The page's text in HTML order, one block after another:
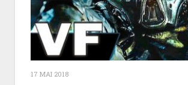
17 MAI 2018